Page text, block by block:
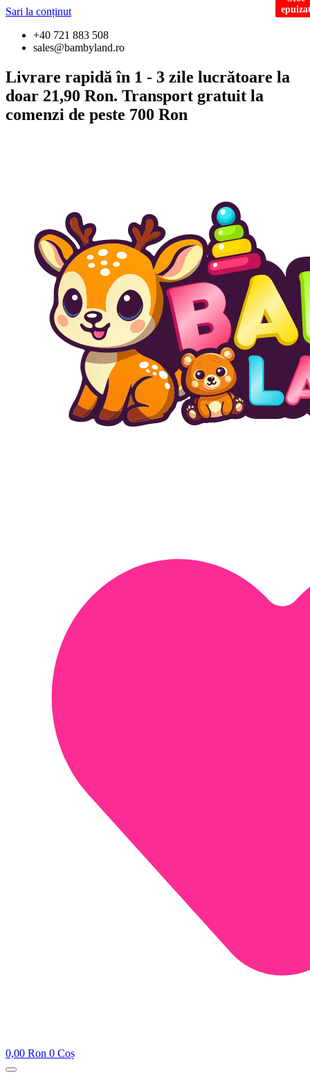
Sari la conținut
+40 721 883 508
sales@bambyland.ro
Livrare rapidă în 1 - 3 zile lucrătoare la
doar 21,90 Ron. Transport gratuit la
comenzi de peste 700 Ron
0,00 Ron 0 Coș